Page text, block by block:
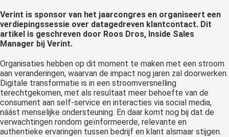
Verint is sponsor van het jaarcongres en organiseert een
verdiepingssessie over datagedreven klantcontact. Dit
artikel is geschreven door Roos Dros, Inside Sales
Manager bij Verint.
Organisaties hebben op dit moment te maken met een stroom
aan veranderingen, waarvan de impact nog jaren zal doorwerken.
Digitale transformatie is in een stroomversnelling
terechtgekomen, met als resultaat meer behoefte van de
consument aan self-service en interacties via social media,
náást menselijke ondersteuning. En daar komt nog bij dat de
verwachtingen rondom geïnformeerde, relevante en
authentieke ervaringen tussen bedrijf en klant alsmaar stijgen.
van